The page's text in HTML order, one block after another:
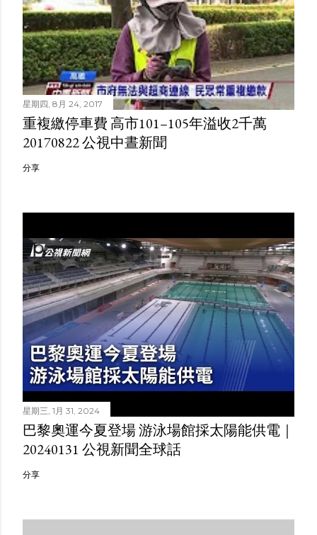
星期四, 8月 24, 2017
重複繳停車費 高市101–105年溢收2千萬
20170822 公視中晝新聞
分享
星期三, 1月 31, 2024
巴黎奧運今夏登場 游泳場館採太陽能供電｜
20240131 公視新聞全球話
分享